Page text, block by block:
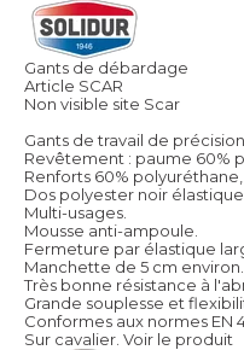
Gants de débardage
Article SCAR
Non visible site Scar
Gants de travail de précision.
Revêtement : paume 60%
Renforts 60%
Dos polyester noir élastique.
Multi-usages.
Mousse anti-ampoule.
Fermeture par élastique
Manchette de 5 cm environ.
Très bonne résistance à
Grande souplesse et
Conformes aux normes EN
Sur cavalier. Voir le produit